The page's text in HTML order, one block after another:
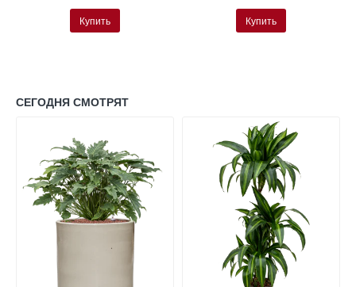
Купить Купить
СЕГОДНЯ СМОТРЯТ